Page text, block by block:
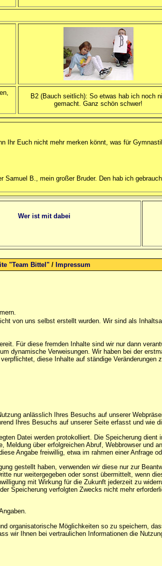
B2 (Bauch seitlich): So etwas hab ich noch
gemacht. Ganz schön schwer!
Ihr Euch nicht mehr merken könnt, was für
B., mein großer Bruder. Den hab ich
Wer ist mit dabei
"Team Bittel"/ Impressum
von uns selbst erstellt wurden. Wir sind als
Für diese fremden Inhalte sind wir nur dann
Verweisungen. Wir haben bei der
diese Inhalte auf ständige Veränderungen
anlässlich Ihres Besuchs auf unserer
Ihres Besuchs auf unserer Seite erfasst und wie
Datei werden protokolliert. Die Speicherung
über erfolgreichen Abruf, Webbrowser und
Angabe freiwillig, etwa im rahmen einer Anfrage
gestellt haben, verwenden wir diese nur zur
nur weitergegeben oder sonst übermittelt, wenn
mit Wirkung für die Zukunft jederzeit zu
Speicherung verfolgten Zwecks nicht mehr
organisatorische Möglichkeiten so zu speichern,
wir Ihnen bei vertraulichen Informationen die